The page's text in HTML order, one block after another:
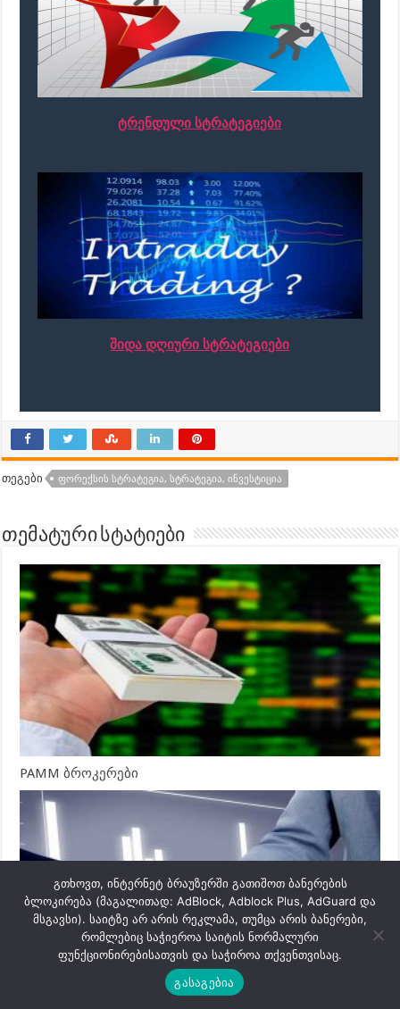
ტრენდული სტრატეგიები
შიდა დღიური სტრატეგიები
თეგები ᲤᲝᲠᲔᲥᲡᲘᲡ ᲡᲢᲠᲐᲢᲔᲒᲘᲐ, ᲡᲢᲠᲐᲢᲔᲒᲘᲐ, ᲘᲜᲕᲔᲡᲢᲘᲪᲘᲐ
თემატური სტატიები
PAMM ბროკერები
მინდობილობით მართვა ფორექსზე
გთხოვთ, ინტერნეტ ბრაუზერში გათიშოთ ბანერების
ბლოკირება (მაგალითად: AdBlock, Adblock Plus, AdGuard და
მსგავსი). საიტზე არ არის რეკლამა, თუმცა არის ბანერები,
რომლებიც საჭიეროა საიტის ნორმალური
ფუნქციონირებისათვის და საჭიროა თქვენთვისაც.
გასაგებია